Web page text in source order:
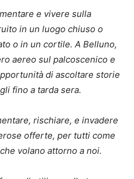
e vivere sulla
in un luogo chiuso o
o in un cortile. A Belluno,
aereo sul palcoscenico e
di ascoltare storie
fino a tarda sera.
rischiare, e invadere
offerte, per tutti come
volano attorno a noi.